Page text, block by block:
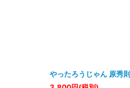
やったろうじゃん 原秀則